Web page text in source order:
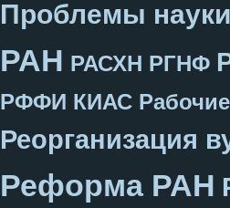
Проблемы науки
РАН РАСХН РГНФ
РФФИ КИАС
Реорганизация
Реформа РАН